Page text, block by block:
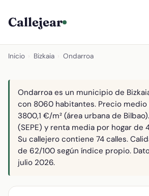
Callejear
Inicio Bizkaia Ondarroa
Ondarroa es un municipio de
con 8060 habitantes. Precio medio
3800,1 €/m² (área urbana de
(SEPE) y renta media por hogar de
Su callejero contiene 74 calles.
de 62/100 según índice propio.
julio 2026.